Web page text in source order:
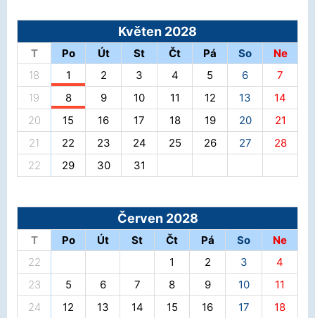
Květen 2028
T Po Út St Čt Pá So
Ne
18
1 2 3 4 5 6
7
19
8 9 10 11 12 13
14
20
15 16 17 18 19 20
21
21
22 23 24 25 26 27
28
22
29 30 31
Červen 2028
T Po Út St Čt Pá So
Ne
22
1 2 3
4
23
5 6 7 8 9 10
11
24
12 13 14 15 16 17 18